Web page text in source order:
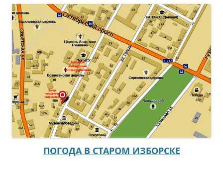
ПОГОДА В СТАРОМ ИЗБОРСКЕ